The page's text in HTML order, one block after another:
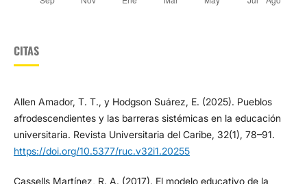
CITAS
Allen Amador, T. T., y Hodgson Suárez, E. (2025). Pueblos
afrodescendientes y las barreras sistémicas en la educación
universitaria. Revista Universitaria del Caribe, 32(1), 78–91.
https://doi.org/10.5377/ruc.v32i1.20255
Cassells Martínez, R. A. (2017). El modelo educativo de la